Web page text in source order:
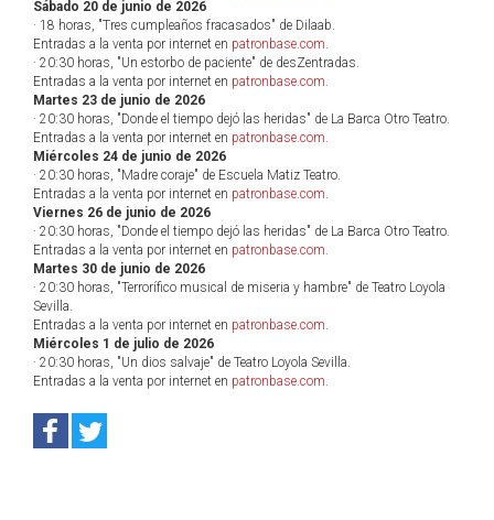
Sábado 20 de junio de 2026
· 18 horas, "Tres cumpleaños fracasados" de Dilaab.
Entradas a la venta por internet en patronbase.com.
· 20:30 horas, "Un estorbo de paciente" de desZentradas.
Entradas a la venta por internet en patronbase.com.
Martes 23 de junio de 2026
· 20:30 horas, "Donde el tiempo dejó las heridas" de La Barca Otro Teatro.
Entradas a la venta por internet en patronbase.com.
Miércoles 24 de junio de 2026
· 20:30 horas, "Madre coraje" de Escuela Matiz Teatro.
Entradas a la venta por internet en patronbase.com.
Viernes 26 de junio de 2026
· 20:30 horas, "Donde el tiempo dejó las heridas" de La Barca Otro Teatro.
Entradas a la venta por internet en patronbase.com.
Martes 30 de junio de 2026
· 20:30 horas, "Terrorífico musical de miseria y hambre" de Teatro Loyola
Sevilla.
Entradas a la venta por internet en patronbase.com.
Miércoles 1 de julio de 2026
· 20:30 horas, "Un dios salvaje" de Teatro Loyola Sevilla.
Entradas a la venta por internet en patronbase.com.